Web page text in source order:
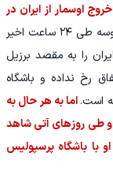
اوسمار از ایران در
در ابتدا قرار بود که این پروسه طی ۲۴ ساعت اخیر
را به مقصد برزیل
رخ نداده و باشگاه
است.اما به هر حال به
طی روزهای آتی شاهد
با باشگاه پرسپولیس